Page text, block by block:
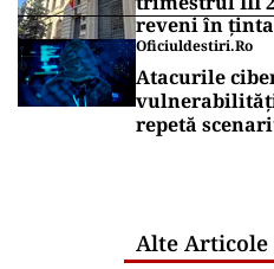
reveni în
Oficiuldestiri.ro
Atacurile
repetă
Alte